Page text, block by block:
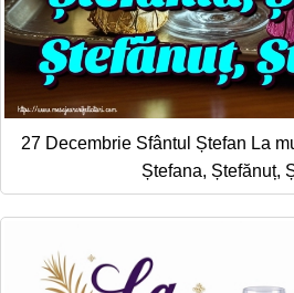
27 Decembrie Sfântul Ștefan La
Ștefana, Ștefănuț,